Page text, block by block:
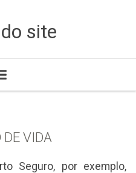
DE VIDA
Seguro, por exemplo,